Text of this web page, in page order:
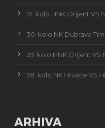
31. kolo HNK Orijent VS
30. kolo NK Dubrava
29. kolo HNK Orijent VS
28. kolo NK Hrvace VS
ARHIVA